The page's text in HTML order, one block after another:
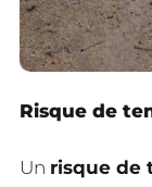
Risque de
Un risque de